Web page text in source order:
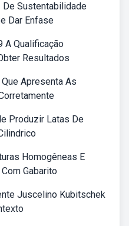
Sustentabilidade
Dar Enfase
A Qualificação
Resultados
Apresenta As
Produzir Latas De
Homogêneas E
Gabarito
Juscelino Kubitschek